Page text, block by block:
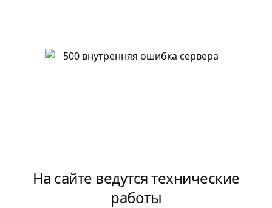
На сайте ведутся технические
работы